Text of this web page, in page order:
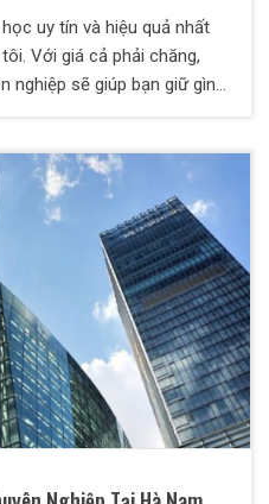
uy tín và hiệu quả nhất
Với giá cả phải chăng,
nghiệp sẽ giúp bạn giữ gìn